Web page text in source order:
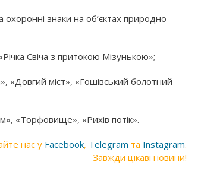
охоронні знаки на об’єктах природно-
Свіча з притокою Мізунькою»;
«Довгий міст», «Гошівський болотний
«Торфовище», «Рихів потік».
нас у Facebook, Telegram та Instagram.
Завжди цікаві новини!